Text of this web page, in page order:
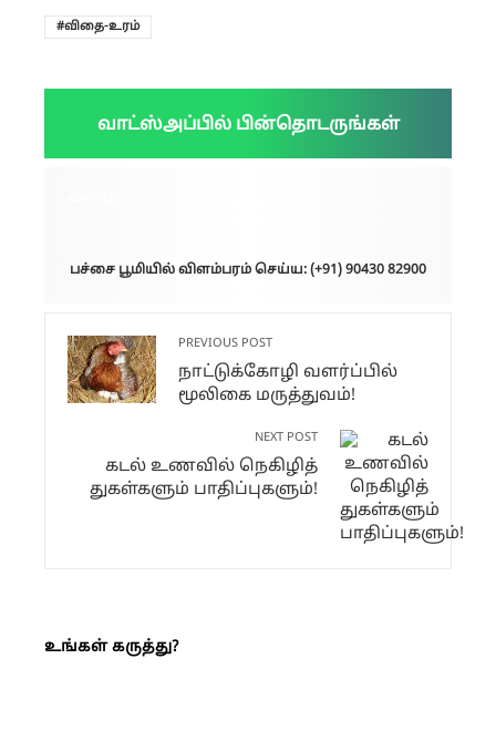
விதை-உரம்
வாட்ஸ்அப்பில் பின்தொடருங்கள்
பச்சை பூமியில் விளம்பரம் செய்ய: (+91) 90430 82900
PREVIOUS POST
நாட்டுக்கோழி வளர்ப்பில்
மூலிகை மருத்துவம்!
NEXT POST
கடல் உணவில் நெகிழித்
துகள்களும் பாதிப்புகளும்!
உங்கள் கருத்து?